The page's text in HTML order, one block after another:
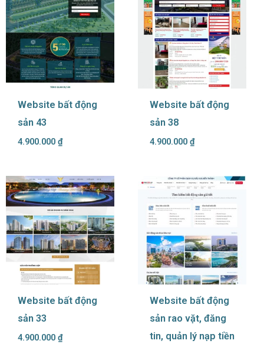
Website bất động
sản 43
4.900.000 ₫
Website bất động
sản 38
4.900.000 ₫
Website bất động
sản 33
4.900.000 ₫
Website bất động
sản rao vặt, đăng
tin, quản lý nạp tiền